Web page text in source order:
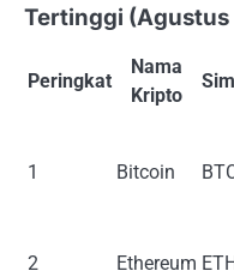
Tertinggi
Peringkat
Nama
Kripto
1 Bitcoin
2 Ethereum ETH